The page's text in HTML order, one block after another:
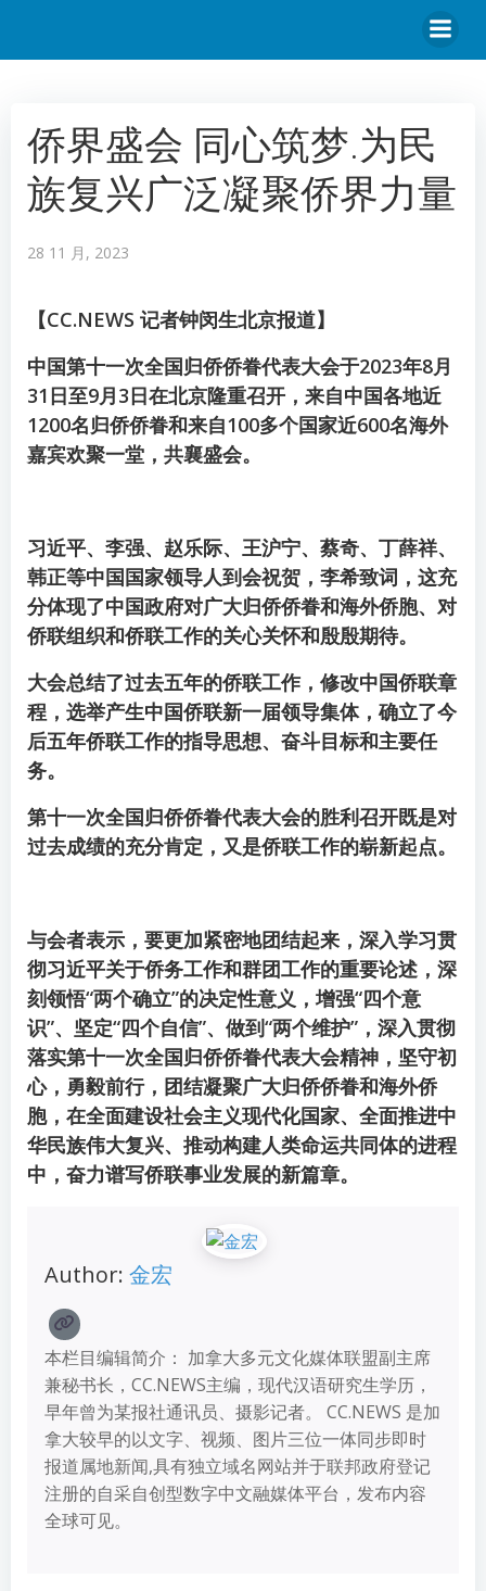
侨界盛会 同心筑梦.为民
族复兴广泛凝聚侨界力量
28 11 月, 2023
【CC.NEWS 记者钟闵生北京报道】
中国第十一次全国归侨侨眷代表大会于2023年8月
31日至9月3日在北京隆重召开，来自中国各地近
1200名归侨侨眷和来自100多个国家近600名海外
嘉宾欢聚一堂，共襄盛会。
习近平、李强、赵乐际、王沪宁、蔡奇、丁薛祥、
韩正等中国国家领导人到会祝贺，李希致词，这充
分体现了中国政府对广大归侨侨眷和海外侨胞、对
侨联组织和侨联工作的关心关怀和殷殷期待。
大会总结了过去五年的侨联工作，修改中国侨联章
程，选举产生中国侨联新一届领导集体，确立了今
后五年侨联工作的指导思想、奋斗目标和主要任
务。
第十一次全国归侨侨眷代表大会的胜利召开既是对
过去成绩的充分肯定，又是侨联工作的崭新起点。
与会者表示，要更加紧密地团结起来，深入学习贯
彻习近平关于侨务工作和群团工作的重要论述，深
刻领悟“两个确立”的决定性意义，增强“四个意
识”、坚定“四个自信”、做到“两个维护”，深入贯彻
落实第十一次全国归侨侨眷代表大会精神，坚守初
心，勇毅前行，团结凝聚广大归侨侨眷和海外侨
胞，在全面建设社会主义现代化国家、全面推进中
华民族伟大复兴、推动构建人类命运共同体的进程
中，奋力谱写侨联事业发展的新篇章。
Author: 金宏
本栏目编辑简介： 加拿大多元文化媒体联盟副主席
兼秘书长，CC.NEWS主编，现代汉语研究生学历，
早年曾为某报社通讯员、摄影记者。 CC.NEWS 是加
拿大较早的以文字、视频、图片三位一体同步即时
报道属地新闻,具有独立域名网站并于联邦政府登记
注册的自采自创型数字中文融媒体平台，发布内容
全球可见。